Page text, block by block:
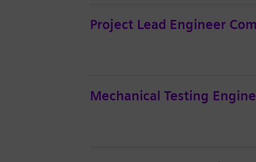
Project Lead Engineer
Mechanical Testing